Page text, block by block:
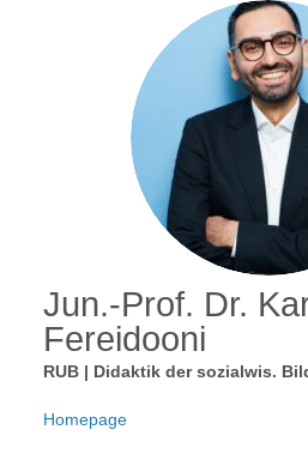
Jun.-Prof. Dr.
Fereidooni
RUB | Didaktik der sozialwis.
Homepage